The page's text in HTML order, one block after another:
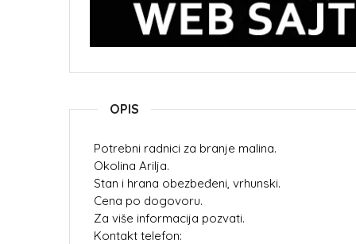
OPIS
Potrebni radnici za branje malina.
Okolina Arilja.
Stan i hrana obezbeđeni, vrhunski.
Cena po dogovoru.
Za više informacija pozvati.
Kontakt telefon: